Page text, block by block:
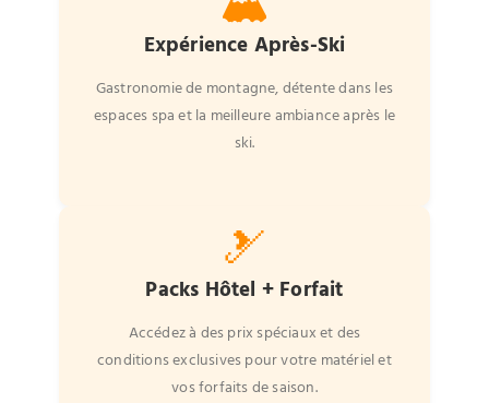
Expérience Après-Ski
Gastronomie de montagne, détente dans les
espaces spa et la meilleure ambiance après le
ski.
🎿
Packs Hôtel + Forfait
Accédez à des prix spéciaux et des
conditions exclusives pour votre matériel et
vos forfaits de saison.